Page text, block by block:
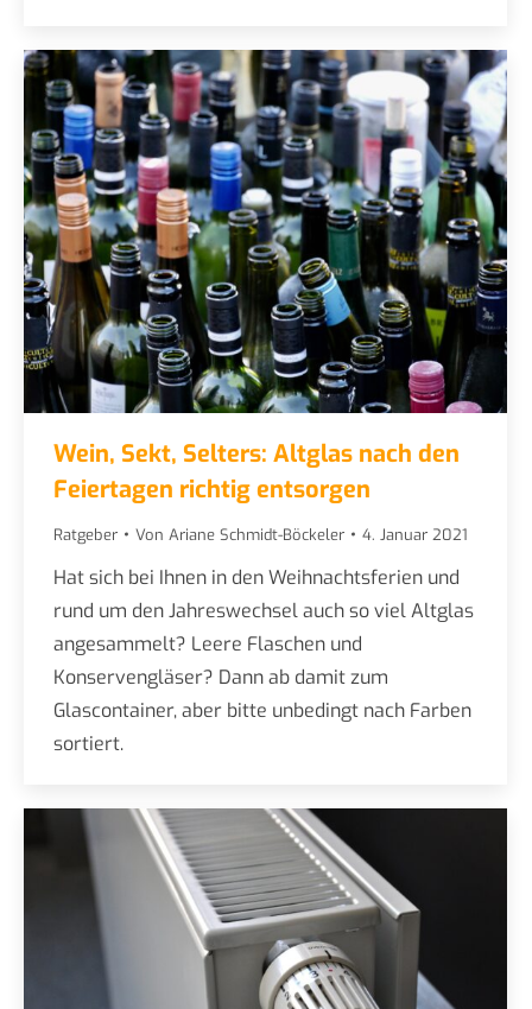
Wein, Sekt, Selters: Altglas nach den
Feiertagen richtig entsorgen
Ratgeber Von Ariane Schmidt-Böckeler 4. Januar 2021
Hat sich bei Ihnen in den Weihnachtsferien und
rund um den Jahreswechsel auch so viel Altglas
angesammelt? Leere Flaschen und
Konservengläser? Dann ab damit zum
Glascontainer, aber bitte unbedingt nach Farben
sortiert.